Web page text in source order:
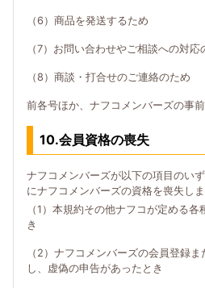
（6）商品を発送するため
（7）お問い合わせやご相談への対応
（8）商談・打合せのご連絡のため
前各号ほか、ナフコメンバーズの事
10.会員資格の喪失
ナフコメンバーズが以下の項目のい
にナフコメンバーズの資格を喪失しま
（1）本規約その他ナフコが定める
き
（2）ナフコメンバーズの会員登録
し、虚偽の申告があったとき